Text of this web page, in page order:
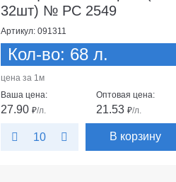
32шт) № РС 2549
Артикул: 091311
Кол-во: 68 л.
цена за 1м
Ваша цена:
27.90 ₽/л.
Оптовая цена:
21.53₽/л.
10 В корзину